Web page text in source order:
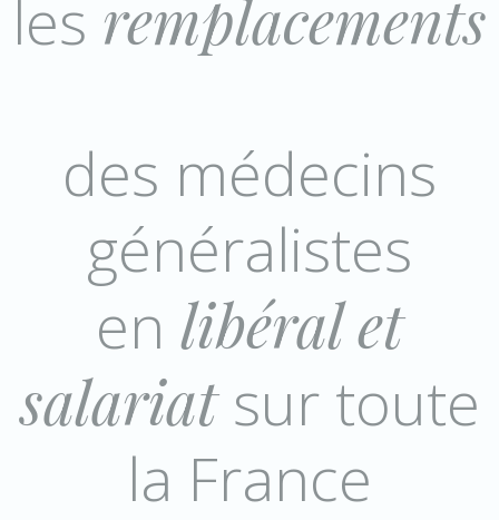
les remplacements
des médecins
généralistes
en libéral et
salariatsur toute
la France